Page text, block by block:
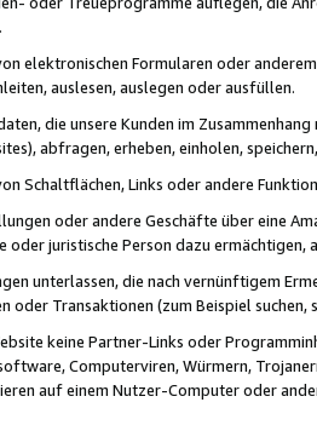
elektronischen Formularen oder
auslesen, auslegen oder ausfüllen.
die unsere Kunden im
abfragen, erheben, einholen,
Schaltflächen, Links oder andere
oder andere Geschäfte über eine
oder juristische Person dazu
unterlassen, die nach vernünftigem
oder Transaktionen (zum Beispiel
keine Partner-Links oder
Computerviren, Würmern,
auf einem Nutzer-Computer oder